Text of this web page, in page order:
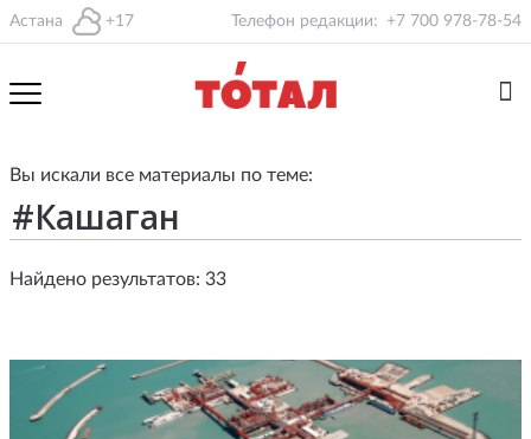
Астана +17 Телефон редакции: +7 700 978-78-54
Вы искали все материалы по теме:
Найдено результатов: 33